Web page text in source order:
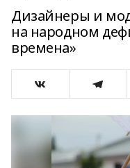
Дизайнеры и
на народном
времена»